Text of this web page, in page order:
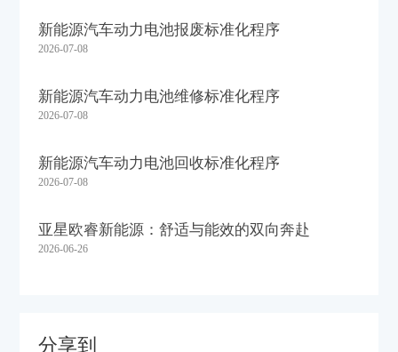
新能源汽车动力电池报废标准化程序
2026-07-08
新能源汽车动力电池维修标准化程序
2026-07-08
新能源汽车动力电池回收标准化程序
2026-07-08
亚星欧睿新能源：舒适与能效的双向奔赴
2026-06-26
分享到